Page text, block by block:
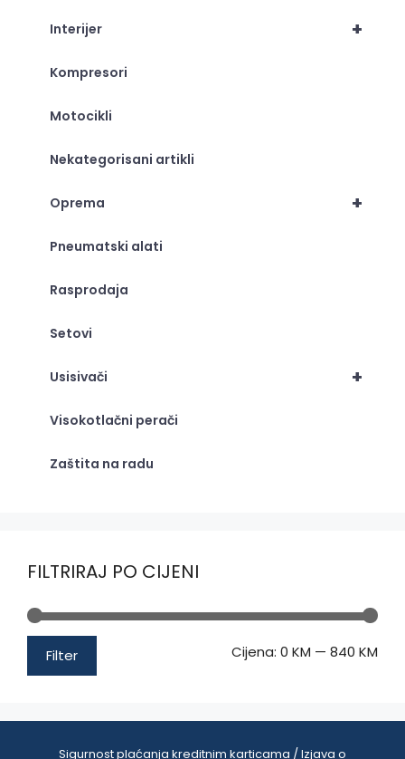
+
Interijer
Kompresori
Motocikli
Nekategorisani artikli
+
Oprema
Pneumatski alati
Rasprodaja
Setovi
+
Usisivači
Visokotlačni perači
Zaštita na radu
FILTRIRAJ PO CIJENI
Filter Cijena: 0 KM — 840 KM
Sigurnost plaćanja kreditnim karticama / Izjava o